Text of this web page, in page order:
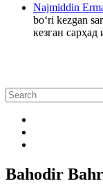
Najmiddin
bo‘ri kezgan
кезган
Bahodir